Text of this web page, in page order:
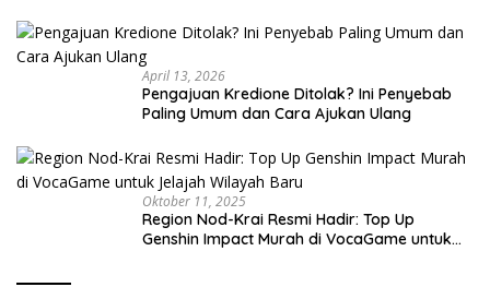
April 13, 2026
Pengajuan Kredione Ditolak? Ini Penyebab
Paling Umum dan Cara Ajukan Ulang
Oktober 11, 2025
Region Nod-Krai Resmi Hadir: Top Up
Genshin Impact Murah di VocaGame untuk